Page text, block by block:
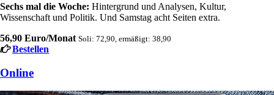
Sechs mal die Woche: Hintergrund und Analysen, Kultur,
Wissenschaft und Politik. Und Samstag acht Seiten extra.
56,90 Euro/Monat Soli: 72,90, ermäßigt: 38,90
Bestellen
Online